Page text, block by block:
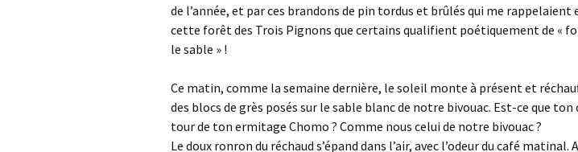
de l’année, et par ces brandons de pin tordus et brûlés qui me rappelaient
cette forêt des Trois Pignons que certains qualifient poétiquement de «
le sable » !
Ce matin, comme la semaine dernière, le soleil monte à présent et
des blocs de grès posés sur le sable blanc de notre bivouac. Est-ce que ton
tour de ton ermitage Chomo ? Comme nous celui de notre bivouac ?
Le doux ronron du réchaud s’épand dans l’air, avec l’odeur du café matinal.